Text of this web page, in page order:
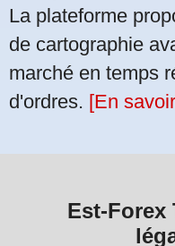
La plateforme
de cartographie
marché en temps
d'ordres. [En
Est-Forex